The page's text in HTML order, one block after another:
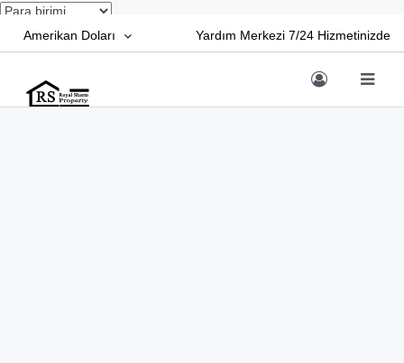
Amerikan Doları Yardım Merkezi 7/24 Hizmetinizde